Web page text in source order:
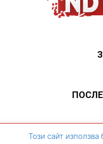
ЗА НАС
Този сайт